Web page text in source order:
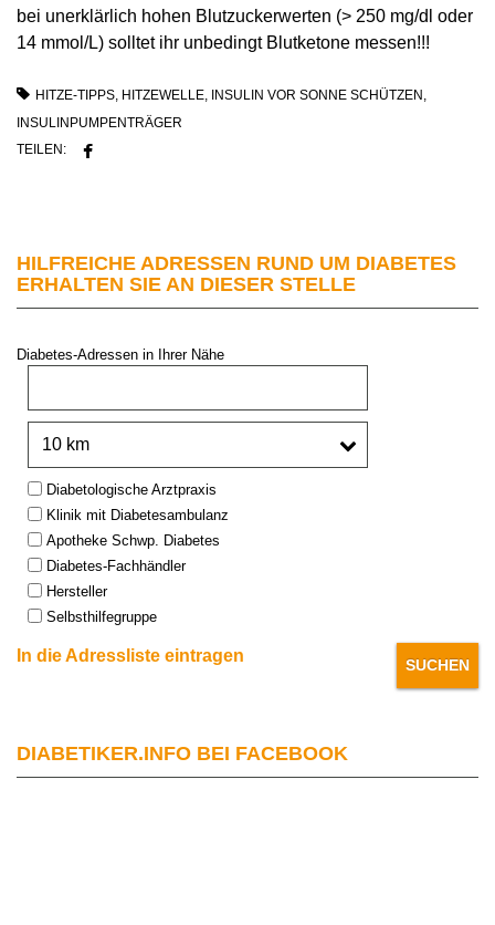
bei unerklärlich hohen Blutzuckerwerten (> 250 mg/dl oder
14 mmol/L) solltet ihr unbedingt Blutketone messen!!!
HITZE-TIPPS HITZEWELLE INSULIN VOR SONNE SCHÜTZEN
INSULINPUMPENTRÄGER
TEILEN:
HILFREICHE ADRESSEN RUND UM DIABETES
ERHALTEN SIE AN DIESER STELLE
Diabetes-Adressen in Ihrer Nähe
Type:Diabetologische Arztpraxis
Klinik mit Diabetesambulanz
Apotheke Schwp. Diabetes
Diabetes-Fachhändler
Hersteller
Selbsthilfegruppe
In die Adressliste eintragen
DIABETIKER.INFO BEI FACEBOOK